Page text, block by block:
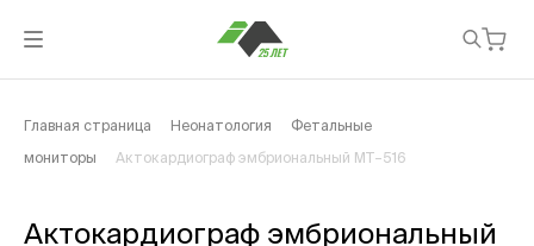
Главная страница Неонатология Фетальные
мониторы Актокардиограф эмбриональный МТ–516
Актокардиограф эмбриональный